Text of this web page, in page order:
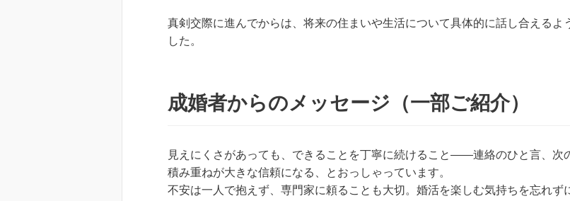
真剣交際に進んでからは、将来の住まいや生活について具体的に話し合えるよ
した。
成婚者からのメッセージ（一部ご紹介）
見えにくさがあっても、できることを丁寧に続けること——連絡のひと言、
積み重ねが大きな信頼になる、とおっしゃっています。
不安は一人で抱えず、専門家に頼ることも大切。婚活を楽しむ気持ちを忘れ